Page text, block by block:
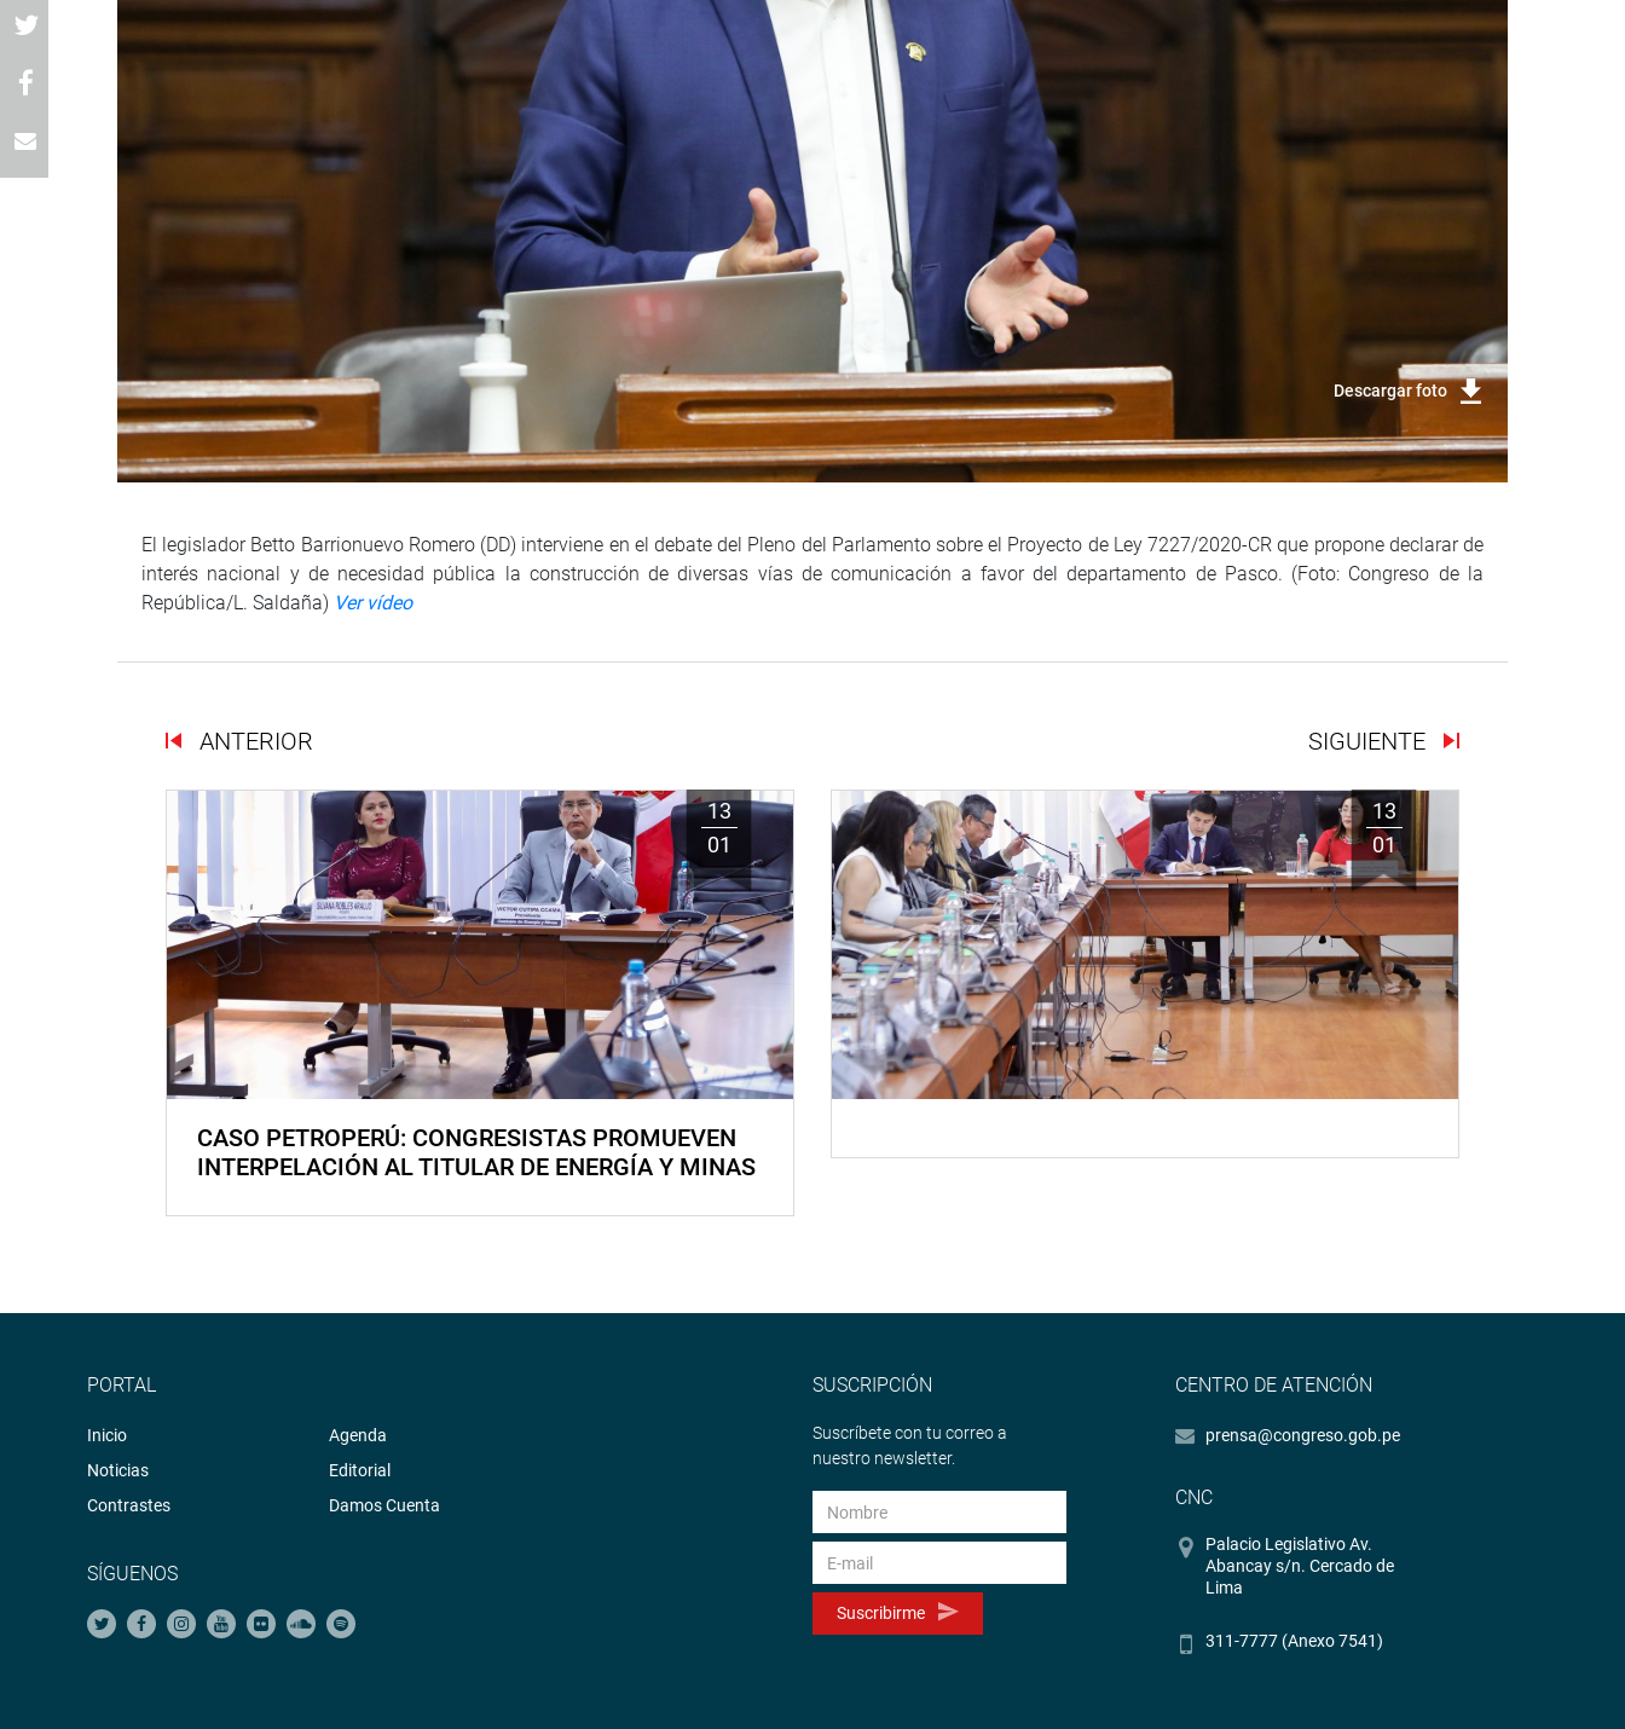
Descargar foto
El legislador Betto Barrionuevo Romero (DD) interviene en el debate del Pleno del Parlamento sobre el Proyecto de Ley 7227/2020-CR que propone declarar de
interés nacional y de necesidad pública la construcción de diversas vías de comunicación a favor del departamento de Pasco. (Foto: Congreso de la
República/L. Saldaña) Ver vídeo
ANTERIOR SIGUIENTE
13
01
CASO PETROPERÚ: CONGRESISTAS PROMUEVEN
INTERPELACIÓN AL TITULAR DE ENERGÍA Y MINAS
13
01
PORTAL
Inicio
Noticias
Contrastes
Agenda
Editorial
Damos Cuenta
SÍGUENOS
SUSCRIPCIÓN
Suscríbete con tu correo a
nuestro newsletter.
Suscribirme
CENTRO DE ATENCIÓN
prensa@congreso.gob.pe
CNC
Palacio Legislativo Av.
Abancay s/n. Cercado de
Lima
311-7777 (Anexo 7541)